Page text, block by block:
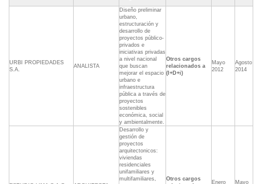
URBI PROPIEDADES
S.A.
ANALISTA
Diseño preliminar
urbano,
estructuración y
desarrollo de
proyectos público-
privados e
iniciativas privadas
a nivel nacional
que buscan
mejorar el espacio
urbano e
infraestructura
pública a través de
proyectos
sostenibles
económica, social
y ambientalmente.
Otros cargos
relacionados a
(I+D+i)
Mayo
2012
Agosto
2014
Desarrollo y
gestión de
proyectos
arquitectonicos:
viviendas
residenciales
unifamiliares y
multifamiliares,
Otros cargos
Enero
Mayo